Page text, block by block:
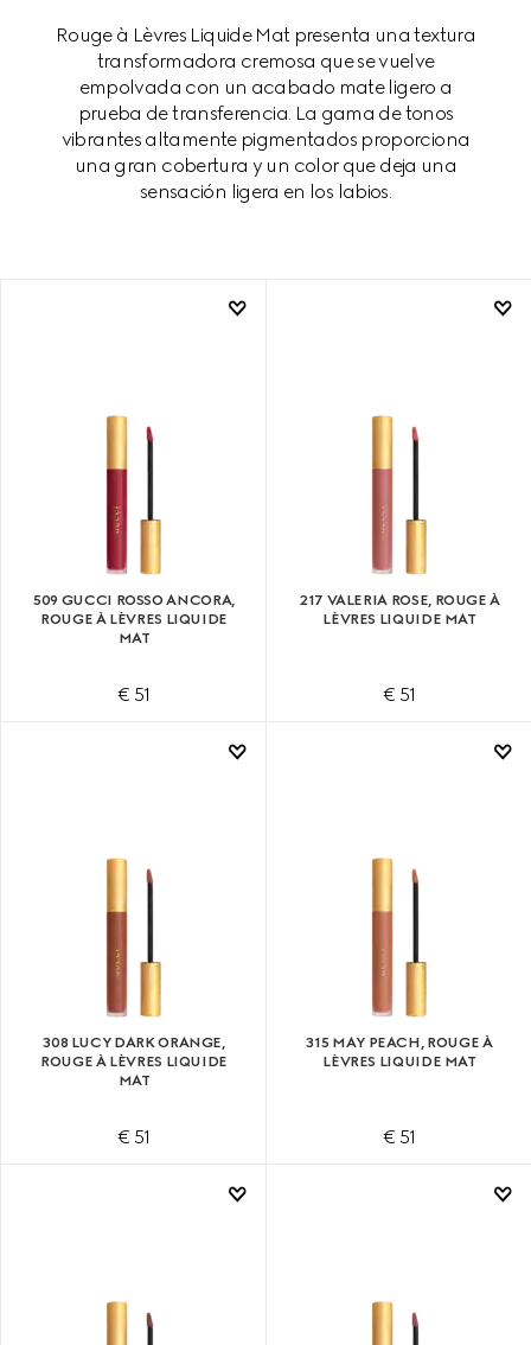
Rouge à Lèvres Liquide Mat presenta una textura
transformadora cremosa que se vuelve
empolvada con un acabado mate ligero a
prueba de transferencia. La gama de tonos
vibrantes altamente pigmentados proporciona
una gran cobertura y un color que deja una
sensación ligera en los labios.
509 GUCCI ROSSO ANCORA,
ROUGE À LÈVRES LIQUIDE
MAT
€ 51
217 VALERIA ROSE, ROUGE À
LÈVRES LIQUIDE MAT
€ 51
308 LUCY DARK ORANGE,
ROUGE À LÈVRES LIQUIDE
MAT
€ 51
315 MAY PEACH, ROUGE À
LÈVRES LIQUIDE MAT
€ 51